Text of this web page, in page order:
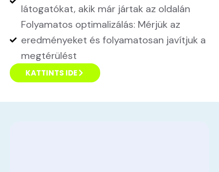
látogatókat, akik már jártak az oldalán
Folyamatos optimalizálás: Mérjük az
eredményeket és folyamatosan javítjuk a
megtérülést
KATTINTS IDE